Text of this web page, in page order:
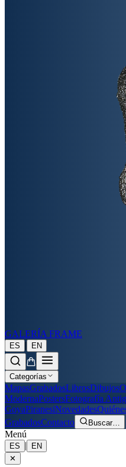
GALERÍA FRAME
ES | EN
Categorías
MapasGrabadosLibrosDibujos
ModernaPostersFotografía
GoyaPiranesiNovedades
GrabadosContacto Buscar…
Menú
ES |
EN
✕